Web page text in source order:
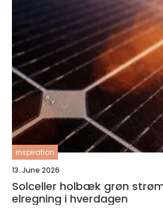
inspiration
13. June 2026
Solceller holbæk grøn strøm og lavere
elregning i hverdagen